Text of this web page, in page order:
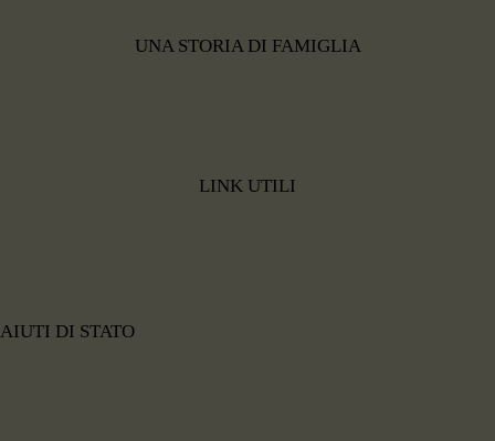
UNA STORIA DI FAMIGLIA
LINK UTILI
AIUTI DI STATO